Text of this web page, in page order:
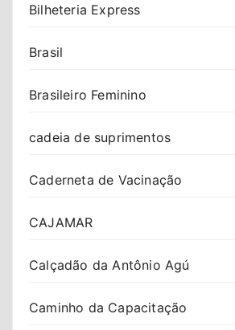
Bilheteria Express
Brasil
Brasileiro Feminino
cadeia de suprimentos
Caderneta de Vacinação
CAJAMAR
Calçadão da Antônio Agú
Caminho da Capacitação